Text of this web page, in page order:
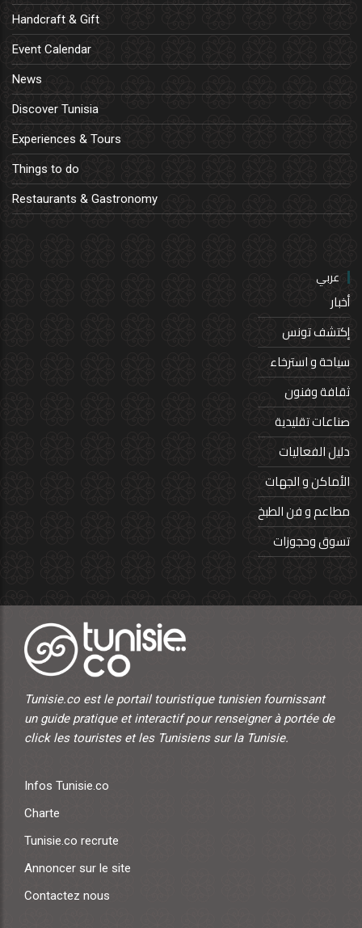
Handcraft & Gift
Event Calendar
News
Discover Tunisia
Experiences & Tours
Things to do
Restaurants & Gastronomy
عربي
أخبار
إكتشف تونس
سياحة و استرخاء
ثقافة وفنون
صناعات تقليدية
دليل الفعاليات
الأماكن و الجهات
مطاعم و فن الطبخ
تسوق وحجوزات
Tunisie.co est le portail touristique tunisien fournissant
un guide pratique et interactif pour renseigner à portée de
click les touristes et les Tunisiens sur la Tunisie.
Infos Tunisie.co
Charte
Tunisie.co recrute
Annoncer sur le site
Contactez nous